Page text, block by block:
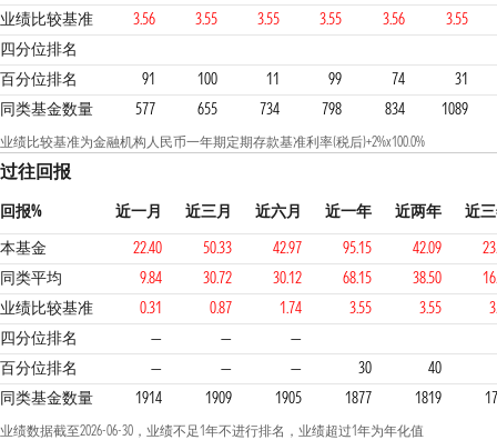
业绩比较基准
3.56 3.55 3.55 3.55 3.56
3.55
四分位排名
4 4 1 4 3 2 2
百分位排名 91 100 11 99 74
31
同类基金数量
577 655 734 798 834 1089
业绩比较基准为金融机构人民币一年期定期存款基准利率(税后)+2%x100.0%
过往回报
回报% 近一月 近三月 近六月 近一年 近两年
近
本基金
22.40 50.33 42.97 95.15 42.09
同类平均
9.84 30.72 30.12 68.15 38.50
业绩比较基准
0.31 0.87 1.74 3.55 3.55
四分位排名
— — —
2 2 2
百分位排名 — — — 30
40
同类基金数量
1914 1909 1905 1877 1819
业绩数据截至2026-06-30，业绩不足1年不进行排名，业绩超过1年为年化值